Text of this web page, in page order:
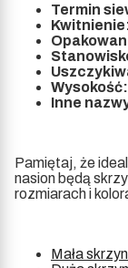
Termin
Wysokość:
Inne
Pamiętaj, że
nasion będą
rozmiarach i
Mała